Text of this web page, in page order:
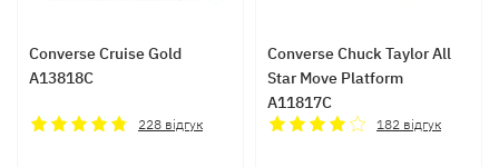
Converse Cruise Gold
A13818C
228 відгук
Converse Chuck Taylor All
Star Move Platform
A11817C
182 відгук